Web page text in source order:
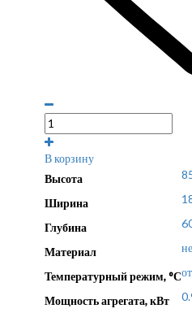
В корзину
Высота
Ширина
Глубина
Материал
Температурный режим, °С
Мощность агрегата, кВт